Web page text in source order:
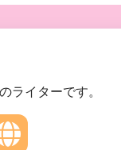
ライターです。